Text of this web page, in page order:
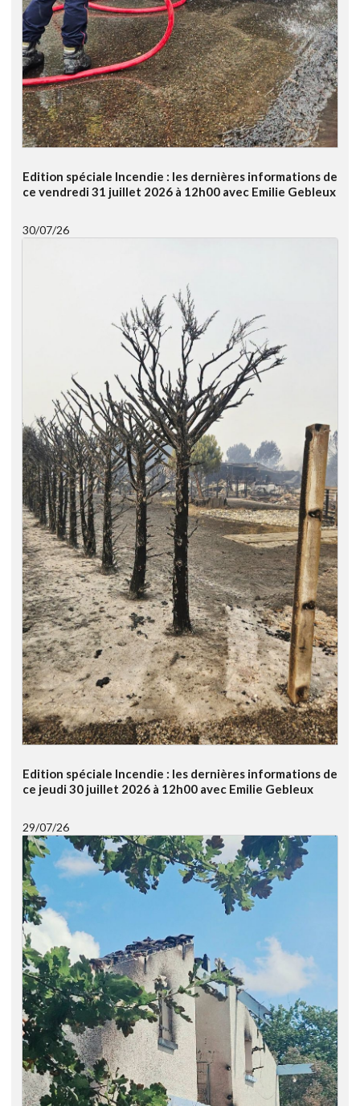
Edition spéciale Incendie : les dernières informations de
ce vendredi 31 juillet 2026 à 12h00 avec Emilie Gebleux
30/07/26
Edition spéciale Incendie : les dernières informations de
ce jeudi 30 juillet 2026 à 12h00 avec Emilie Gebleux
29/07/26